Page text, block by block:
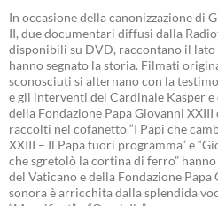
In occasione della canonizzazione di
II, due documentari diffusi dalla
disponibili su DVD, raccontano il
hanno segnato la storia. Filmati
sconosciuti si alternano con la
e gli interventi del Cardinale Kasper
della Fondazione Papa Giovanni
raccolti nel cofanetto “I Papi che
XXIII – Il Papa fuori programma” e
che sgretolò la cortina di ferro”
del Vaticano e della Fondazione Papa
sonora è arricchita dalla splendida